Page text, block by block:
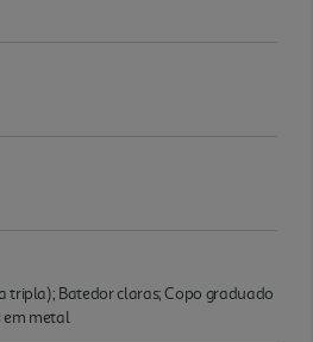
tripla); Batedor claras; Copo graduado
em metal